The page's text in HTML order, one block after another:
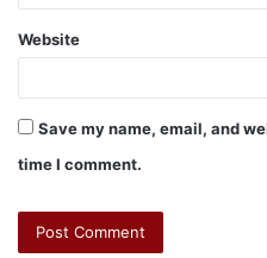
Website
Save my name, email, and
time I comment.